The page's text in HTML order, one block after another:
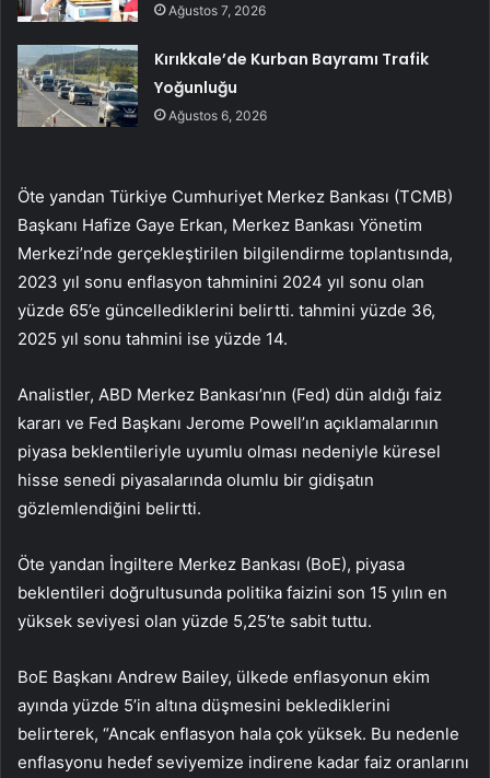
Ağustos 7, 2026
Kırıkkale’de Kurban Bayramı Trafik
Yoğunluğu
Ağustos 6, 2026
Öte yandan Türkiye Cumhuriyet Merkez Bankası (TCMB)
Başkanı Hafize Gaye Erkan, Merkez Bankası Yönetim
Merkezi’nde gerçekleştirilen bilgilendirme toplantısında,
2023 yıl sonu enflasyon tahminini 2024 yıl sonu olan
yüzde 65’e güncellediklerini belirtti. tahmini yüzde 36,
2025 yıl sonu tahmini ise yüzde 14.
Analistler, ABD Merkez Bankası’nın (Fed) dün aldığı faiz
kararı ve Fed Başkanı Jerome Powell’ın açıklamalarının
piyasa beklentileriyle uyumlu olması nedeniyle küresel
hisse senedi piyasalarında olumlu bir gidişatın
gözlemlendiğini belirtti.
Öte yandan İngiltere Merkez Bankası (BoE), piyasa
beklentileri doğrultusunda politika faizini son 15 yılın en
yüksek seviyesi olan yüzde 5,25’te sabit tuttu.
BoE Başkanı Andrew Bailey, ülkede enflasyonun ekim
ayında yüzde 5’in altına düşmesini beklediklerini
belirterek, “Ancak enflasyon hala çok yüksek. Bu nedenle
enflasyonu hedef seviyemize indirene kadar faiz oranlarını